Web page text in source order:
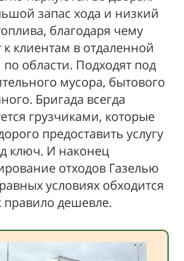
запас хода и низкий
благодаря чему
клиентам в отдаленной
по области. Подходят под
мусора, бытового
Бригада всегда
грузчиками, которые
предоставить услугу
ключ. И наконец
отходов Газелью
условиях обходится
правило дешевле.